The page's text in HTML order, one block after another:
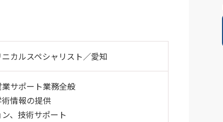
カルスペシャリスト／愛知
サポート業務全般
情報の提供
、技術サポート